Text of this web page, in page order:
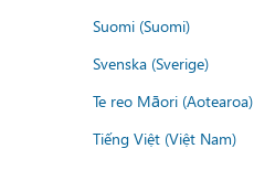
Suomi (Suomi)
Svenska (Sverige)
Te reo Māori (Aotearoa)
Tiếng Việt (Việt Nam)